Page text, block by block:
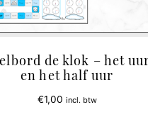
de klok – het
en het half uur
€1,00 incl. btw